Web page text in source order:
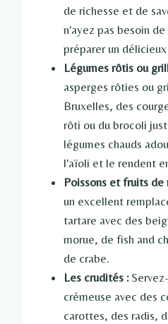
de richesse et de
n'ayez pas besoin
préparer un
Légumes rôtis ou
asperges rôties ou
Bruxelles, des
rôti ou du brocoli
légumes chauds
l'aïoli et le rendent
Poissons et fruits de
un excellent
tartare avec des
morue, de fish and
de crabe.
Les crudités :
crémeuse avec des
carottes, des radis,